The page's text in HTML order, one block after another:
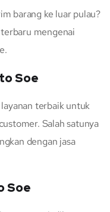
barang ke luar pulau?
mengenai
Soe
terbaik untuk
Salah satunya
dengan jasa
Soe